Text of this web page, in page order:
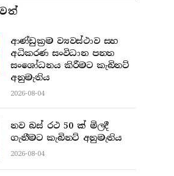
ආණ්ඩුක්‍රම ව්‍යවස්ථාව සහ
අධිකරණ සංවිධාන පනත
සංශෝධනය කිරීමට කැබිනට්
අනුමැතිය
2026-08-04
නව බස් රථ 50 ක් මිලදී
ගැනීමට කැබිනට් අනුමැතිය
2026-08-04